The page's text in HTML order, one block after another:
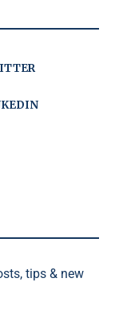
tips & new